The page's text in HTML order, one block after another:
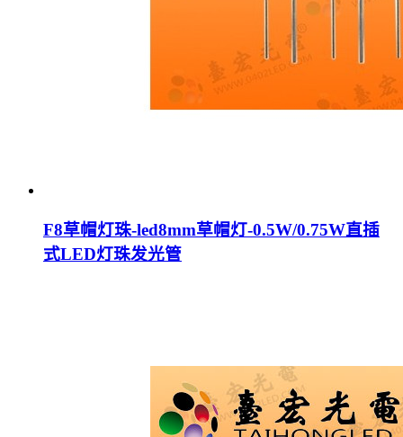
F8草帽灯珠-led8mm草帽灯-0.5W/0.75W直插
式LED灯珠发光管